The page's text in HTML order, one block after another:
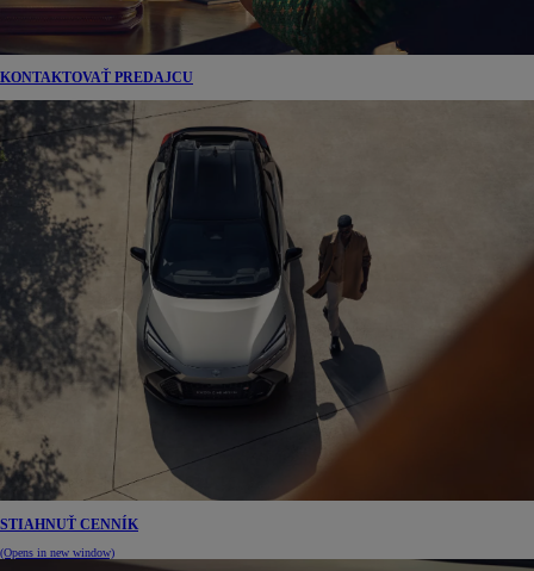
KONTAKTOVAŤ PREDAJCU
STIAHNUŤ CENNÍK
(Opens in new window)